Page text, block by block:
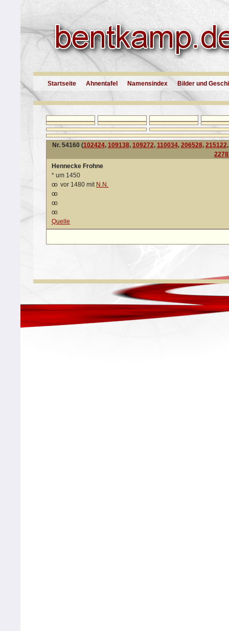
Startseite Ahnentafel Namensindex Bilder und
Nr. 54160 (102424, 109138, 109272, 110034, 206528, 215122
Hennecke Frohne
* um 1450
oo vor 1480 mit N.N.
oo
oo
oo
Quelle